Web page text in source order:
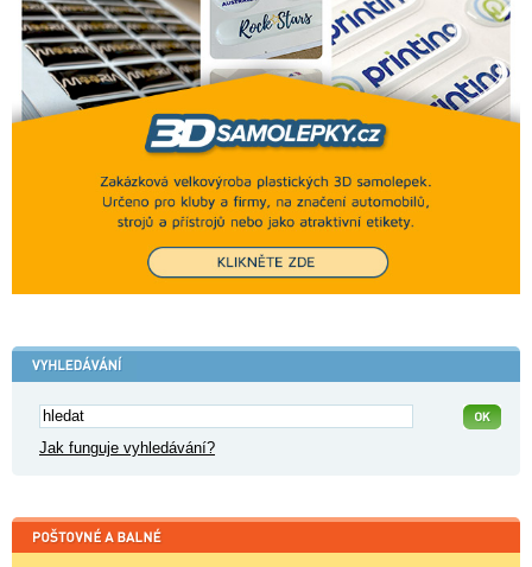
Jak funguje vyhledávání?